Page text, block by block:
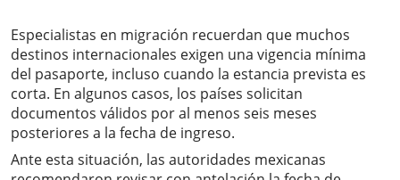
Especialistas en migración recuerdan que muchos
destinos internacionales exigen una vigencia mínima
del pasaporte, incluso cuando la estancia prevista es
corta. En algunos casos, los países solicitan
documentos válidos por al menos seis meses
posteriores a la fecha de ingreso.
Ante esta situación, las autoridades mexicanas